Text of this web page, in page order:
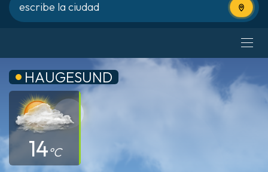
Usa tu
HAUGESUND
14°C